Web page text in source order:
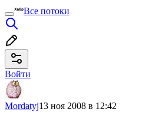
Все потоки
Войти
Mordatyj13 ноя 2008 в 12:42